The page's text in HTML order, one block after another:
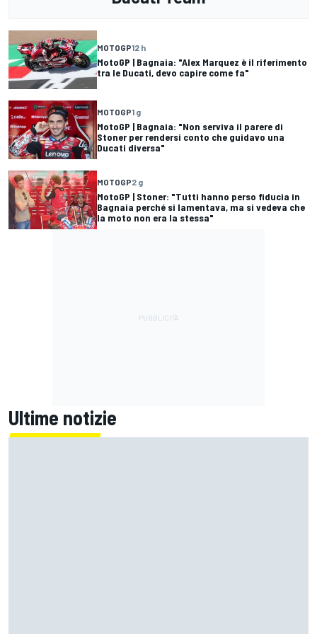
MOTOGP12 h
MotoGP | Bagnaia: "Alex Marquez è il riferimento
tra le Ducati, devo capire come fa"
MOTOGP1 g
MotoGP | Bagnaia: "Non serviva il parere di
Stoner per rendersi conto che guidavo una
Ducati diversa"
MOTOGP2 g
MotoGP | Stoner: "Tutti hanno perso fiducia in
Bagnaia perché si lamentava, ma si vedeva che
la moto non era la stessa"
Ultime notizie